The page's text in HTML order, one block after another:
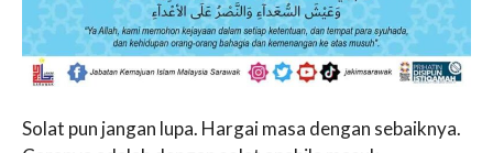
Solat pun jangan lupa. Hargai masa dengan sebaiknya.